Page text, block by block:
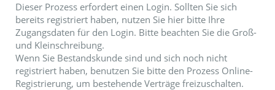
Dieser Prozess erfordert einen Login. Sollten Sie sich
bereits registriert haben, nutzen Sie hier bitte Ihre
Zugangsdaten für den Login. Bitte beachten Sie die Groß-
und Kleinschreibung.
Wenn Sie Bestandskunde sind und sich noch nicht
registriert haben, benutzen Sie bitte den Prozess Online-
Registrierung, um bestehende Verträge freizuschalten.